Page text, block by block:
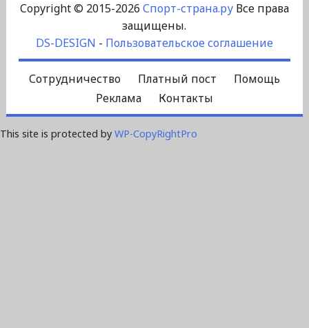
Copyright © 2015-2026 Спорт-страна.руВсе права
защищены.
DS-DESIGN - Пользовательское соглашение
Сотрудничество Платный пост
Помощь
Реклама
Контакты
This site is protected by WP-CopyRightPro